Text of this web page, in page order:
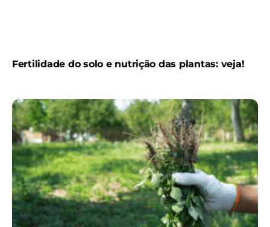
Fertilidade do solo e nutrição das plantas: veja!